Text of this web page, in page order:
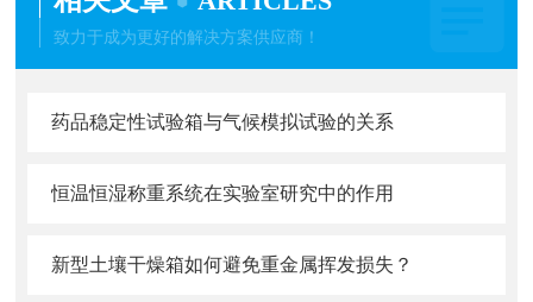
致力于成为更好的解决方案供应商！
药品稳定性试验箱与气候模拟试验的关系
恒温恒湿称重系统在实验室研究中的作用
新型土壤干燥箱如何避免重金属挥发损失？